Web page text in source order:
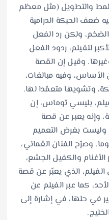
والتطويل (مثل معظم
ضعف الحبكة الدرامية
ولكن رد الفعل
للفيلم، ردود الفعل
وقيل إن القصة
الأساس، وفيه مبالغات،
وتشويها متعمّدا لها.
بليسي توماس، إن
وإنه يعبر عن قصة
وليست بغرض التعميم
وصرّح الفنان العُماني،
والكفيل الجشع،
الذي يعبّر عن قصة
كما عبر الفيلم عن
في حلها، في إشارة إلى